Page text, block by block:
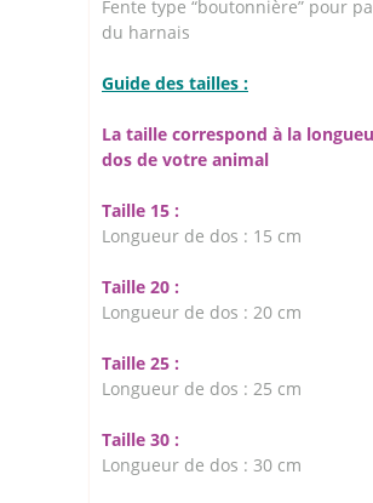
Fente type “boutonnière” pour
du harnais
Guide des tailles :
La taille correspond à la
dos de votre animal
Taille 15 :
Longueur de dos : 15 cm
Taille 20 :
Longueur de dos : 20 cm
Taille 25 :
Longueur de dos : 25 cm
Taille 30 :
Longueur de dos : 30 cm